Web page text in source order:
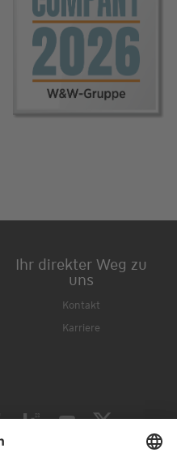
Ihr direkter Weg zu
uns
Kontakt
Karriere